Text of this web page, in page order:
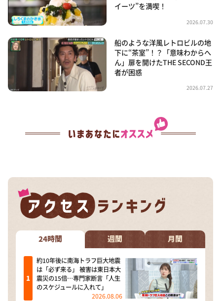
イーツ”を満喫！
2026.07.30
船のような洋風レトロビルの地
下に“茶室”！？「意味わからへ
ん」扉を開けたTHE SECOND王
者が困惑
2026.07.27
24時間 週間 月間
約10年後に南海トラフ巨大地震
は「必ず来る」 被害は東日本大
震災の15倍…専門家断言「人生
のスケジュールに入れて」
2026.08.06